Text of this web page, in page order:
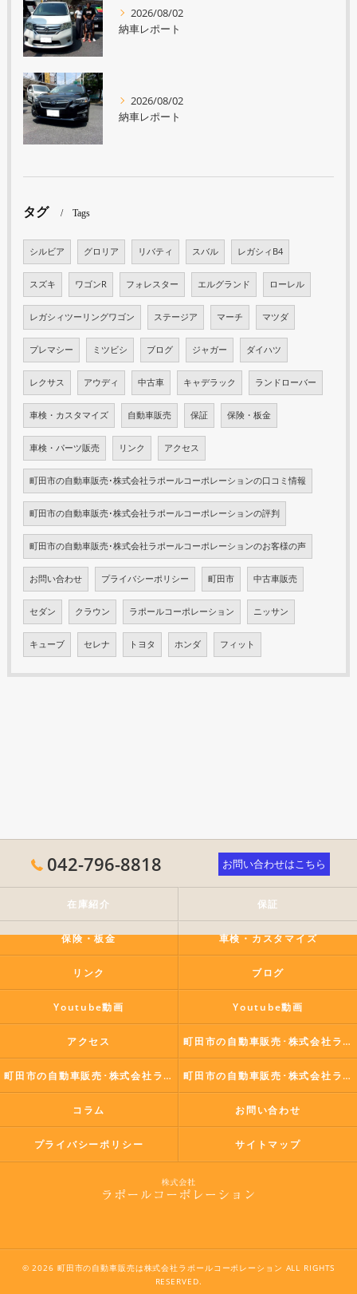
2026/08/02
納車レポート
2026/08/02
納車レポート
タグ Tags
シルビア グロリア リバティ スバル レガシィB4
スズキ ワゴンR フォレスター エルグランド ローレル
レガシィツーリングワゴン ステージア マーチ マツダ
プレマシー ミツビシ ブログ ジャガー ダイハツ
レクサス アウディ 中古車 キャデラック ランドローバー
車検・カスタマイズ 自動車販売 保証 保険・板金
車検・パーツ販売 リンク アクセス
町田市の自動車販売･株式会社ラポールコーポレーションの口コミ情報
町田市の自動車販売･株式会社ラポールコーポレーションの評判
町田市の自動車販売･株式会社ラポールコーポレーションのお客様の声
お問い合わせ プライバシーポリシー 町田市 中古車販売
セダン クラウン ラポールコーポレーション ニッサン
キューブ セレナ トヨタ ホンダ フィット
042-796-8818 お問い合わせはこちら
在庫紹介 保証
保険・板金 車検・カスタマイズ
リンク ブログ
Youtube動画 Youtube動画
アクセス 町田市の自動車販売･株式会社ラポールコーポレーションの口コミ情報
町田市の自動車販売･株式会社ラポールコーポレーションの評判 町田市の自動車販売･株式会社ラポールコーポレーションのお客様の声
コラム お問い合わせ
プライバシーポリシー サイトマップ
© 2026 町田市の自動車販売は株式会社ラポールコーポレーション ALL RIGHTS
RESERVED.